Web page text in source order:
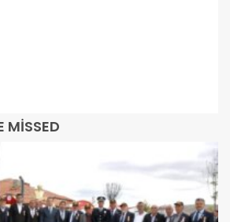
MISSED